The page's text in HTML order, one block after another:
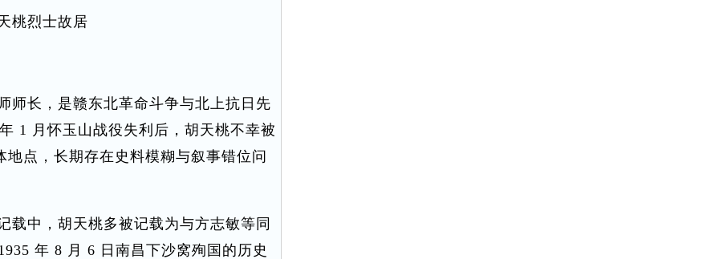
桃烈士故居
长，是赣东北革命斗争与北上抗日先
1 月怀玉山战役失利后，胡天桃不幸被
点，长期存在史料模糊与叙事错位问
中，胡天桃多被记载为与方志敏等同
年 8 月 6 日南昌下沙窝殉国的历史